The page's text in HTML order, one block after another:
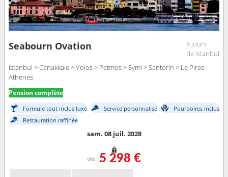
Seabourn Ovation
8 jours
de Istanbul
Istanbul > Canakkale > Volos > Patmos > Symi > Santorin > Le Piree -
Athenes
Pension complète
Formule tout inclus luxe Service personnalisé
Pourboires inclus
Restauration raffinée
sam. 08 juil. 2028
dès 5 298 €